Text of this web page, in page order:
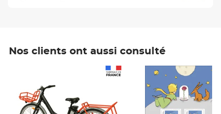
Nos clients ont aussi consulté
Prix 7,50€